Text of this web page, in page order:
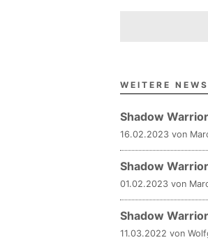
WEITERE
Shadow
16.02.2023 von
Shadow
01.02.2023 von
Shadow
11.03.2022 von